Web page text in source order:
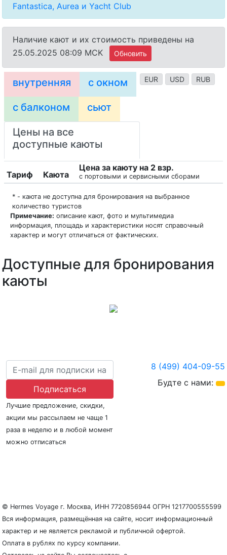
Fantastica, Aurea и Yacht Club
Наличие кают и их стоимость приведены на
25.05.2025 08:09 MCK
Обновить
EUR USD RUB
внутренняя с окном
с балконом сьют
Цены на все
доступные каюты
Тариф Каюта
Цена за каюту на 2 взр.
с портовыми и сервисными сборами
* - каюта не доступна для бронирования на выбранное
количество туристов
Примечание: описание кают, фото и мультимедиа
информация, площадь и характеристики носят справочный
характер и могут отличаться от фактических.
Доступные для бронирования
каюты
© Hermes Voyage г. Москва, ИНН 7720856944 ОГРН 1217700555599
Вся информация, размещённая на сайте, носит информационный
характер и не является рекламой и публичной офертой.
Оплата в рублях по курсу компании.
Подписаться
Лучшие предложение, скидки,
акции мы рассылаем не чаще 1
раза в неделю и в любой момент
можно отписаться
8 (499) 404-09-55
Будте с нами: